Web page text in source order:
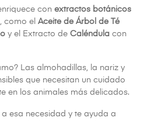
con extractos botánicos
como el Aceite de Árbol de Té
y el Extracto de Caléndula con
Las almohadillas, la nariz y
que necesitan un cuidado
en los animales más delicados.
esa necesidad y te ayuda a